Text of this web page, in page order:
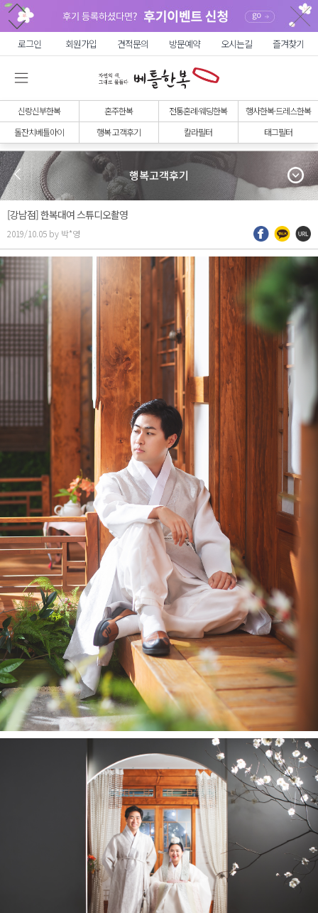
로그인 회원가입 견적문의 방문예약 오시는길 즐겨찾기
신랑신부한복 혼주한복 전통혼례·웨딩한복
행사한복·드레스한복
돌잔치베틀아이
행복 고객후기 칼라필터 태그필터
행복고객후기
[강남점] 한복대여 스튜디오촬영
2019/10.05 by 박*영